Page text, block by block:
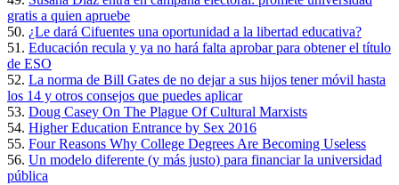
gratis a quien apruebe
50. ¿Le dará Cifuentes una oportunidad a la libertad educativa?
51. Educación recula y ya no hará falta aprobar para obtener el título
de ESO
52. La norma de Bill Gates de no dejar a sus hijos tener móvil hasta
los 14 y otros consejos que puedes aplicar
53. Doug Casey On The Plague Of Cultural Marxists
54. Higher Education Entrance by Sex 2016
55. Four Reasons Why College Degrees Are Becoming Useless
56. Un modelo diferente (y más justo) para financiar la universidad
pública